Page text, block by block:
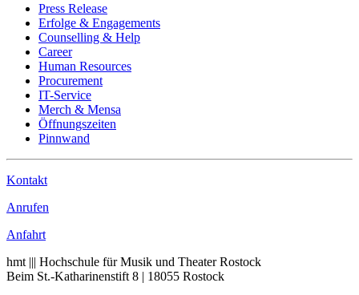
Press Release
Erfolge & Engagements
Counselling & Help
Career
Human Resources
Procurement
IT-Service
Merch & Mensa
Öffnungszeiten
Pinnwand
Kontakt
Anrufen
Anfahrt
hmt ||| Hochschule für Musik und Theater Rostock
Beim St.-Katharinenstift 8 | 18055 Rostock